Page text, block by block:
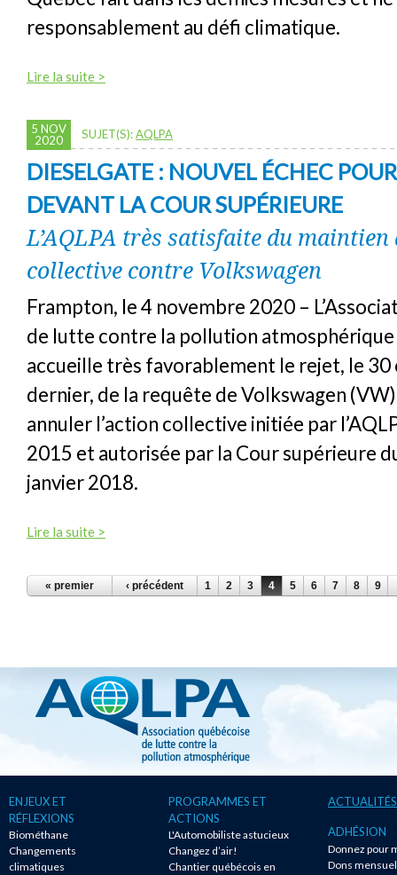
responsablement au défi climatique.
Lire la suite >
5 NOV
2020
SUJET(S):AQLPA
DIESELGATE : NOUVEL ÉCHEC
DEVANT LA COUR SUPÉRIEURE
L’AQLPA très satisfaite du maintien
collective contre Volkswagen
Frampton, le 4 novembre 2020 –
de lutte contre la pollution atmosphérique
accueille très favorablement le rejet, le
dernier, de la requête de Volkswagen
annuler l’action collective initiée par
2015 et autorisée par la Cour supérieure
janvier 2018.
Lire la suite >
PAGES
« premier ‹ précédent 1 2 3 4 5 6 7 8 9
ENJEUX ET
RÉFLEXIONS
Biométhane
Changements
climatiques
PROGRAMMES ET
ACTIONS
L'Automobiliste astucieux
Changez d’air!
Chantier québécois en
ACTUALITÉS
ADHÉSION
Donnez pour
Dons